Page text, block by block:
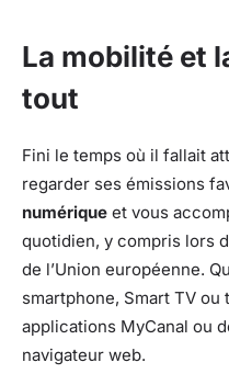
La mobilité et
tout
Fini le temps où il fallait
regarder ses émissions
numérique et vous
quotidien, y compris lors
de l’Union européenne.
smartphone, Smart TV
applications MyCanal ou
navigateur web.